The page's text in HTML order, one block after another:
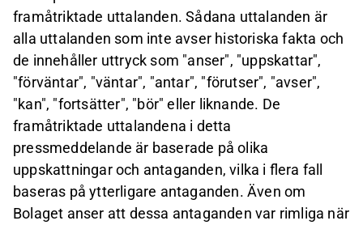
framåtriktade uttalanden. Sådana uttalanden är
alla uttalanden som inte avser historiska fakta och
de innehåller uttryck som "anser", "uppskattar",
"förväntar", "väntar", "antar", "förutser", "avser",
"kan", "fortsätter", "bör" eller liknande. De
framåtriktade uttalandena i detta
pressmeddelande är baserade på olika
uppskattningar och antaganden, vilka i flera fall
baseras på ytterligare antaganden. Även om
Bolaget anser att dessa antaganden var rimliga när